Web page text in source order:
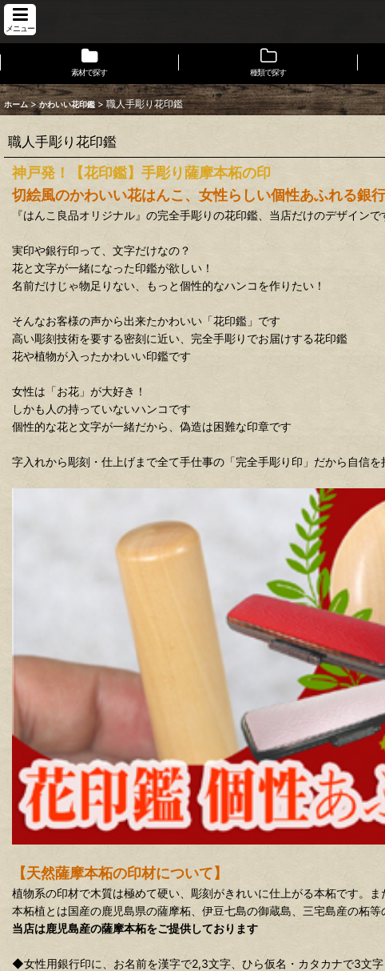
メニュー
素材で探す 種類で探す
ホーム > かわいい花印鑑 > 職人手彫り花印鑑
職人手彫り花印鑑
神戸発！【花印鑑】手彫り薩摩本柘の印
切絵風のかわいい花はんこ、女性らしい個性あふれる銀
『はんこ良品オリジナル』の完全手彫りの花印鑑、当店だけのデザインで
実印や銀行印って、文字だけなの？
花と文字が一緒になった印鑑が欲しい！
名前だけじゃ物足りない、もっと個性的なハンコを作りたい！
そんなお客様の声から出来たかわいい「花印鑑」です
高い彫刻技術を要する密刻に近い、完全手彫りでお届けする花印鑑
花や植物が入ったかわいい印鑑です
女性は「お花」が大好き！
しかも人の持っていないハンコです
個性的な花と文字が一緒だから、偽造は困難な印章です
字入れから彫刻・仕上げまで全て手仕事の「完全手彫り印」だから自信
【天然薩摩本柘の印材について】
植物系の印材で木質は極めて硬い、彫刻がきれいに仕上がる本柘です。
本柘植とは国産の鹿児島県の薩摩柘、伊豆七島の御蔵島、三宅島産の柘
当店は鹿児島産の薩摩本柘をご提供しております
◆女性用銀行印に、お名前を漢字で2,3文字、ひら仮名・カタカナで3文